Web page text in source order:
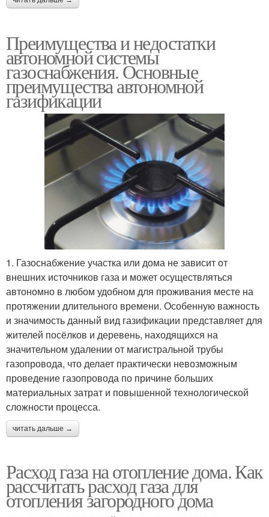
Преимущества и недостатки
автономной системы
газоснабжения. Основные
преимущества автономной
газификации
1. Газоснабжение участка или дома не зависит от
внешних источников газа и может осуществляться
автономно в любом удобном для проживания месте на
протяжении длительного времени. Особенную важность
и значимость данный вид газификации представляет для
жителей посёлков и деревень, находящихся на
значительном удалении от магистральной трубы
газопровода, что делает практически невозможным
проведение газопровода по причине больших
материальных затрат и повышенной технологической
сложности процесса.
читать дальше →
Расход газа на отопление дома. Как
рассчитать расход газа для
отопления загородного дома